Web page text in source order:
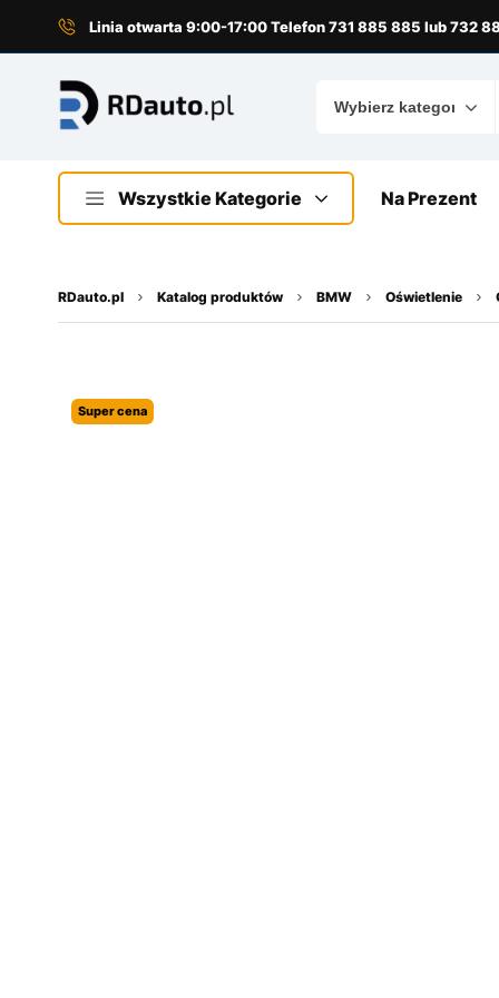
Linia otwarta 9:00-17:00 Telefon 731 885 885 lub 732
Wszystkie Kategorie Na Prezent
RDauto.pl Katalog produktów BMW Oświetlenie
Super cena